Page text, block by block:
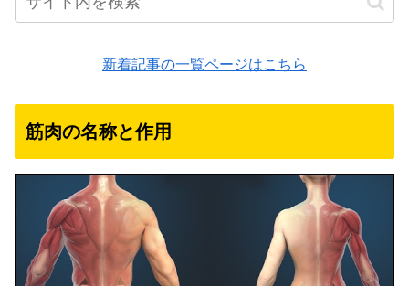
新着記事の一覧ページはこちら
筋肉の名称と作用